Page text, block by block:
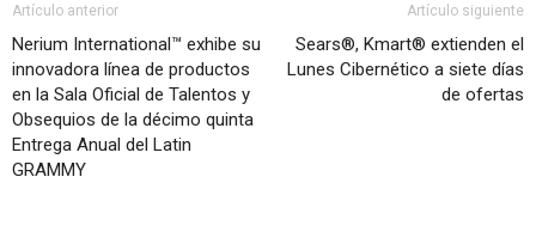
Artículo anterior
Nerium International™ exhibe su
innovadora línea de productos
en la Sala Oficial de Talentos y
Obsequios de la décimo quinta
Entrega Anual del Latin
GRAMMY
Artículo siguiente
Sears®, Kmart® extienden el
Lunes Cibernético a siete días
de ofertas